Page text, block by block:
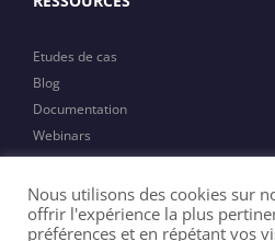
Etudes de cas
Blog
Documentation
Webinars
Actualités
Nous utilisons des cookies sur
offrir l'expérience la plus
préférences et en répétant vos